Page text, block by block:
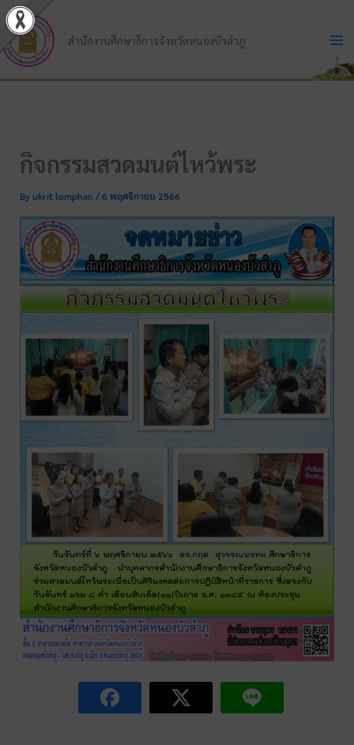
Skip
to
content
สำนักงานศึกษาธิการจังหวัดหนองบัวลำภู
กิจกรรมสวดมนต์ไหว้พระ
Byukrit lomphan /6 พฤศจิกายน 2566